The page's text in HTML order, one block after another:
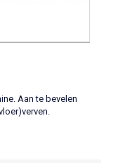
Aan te bevelen